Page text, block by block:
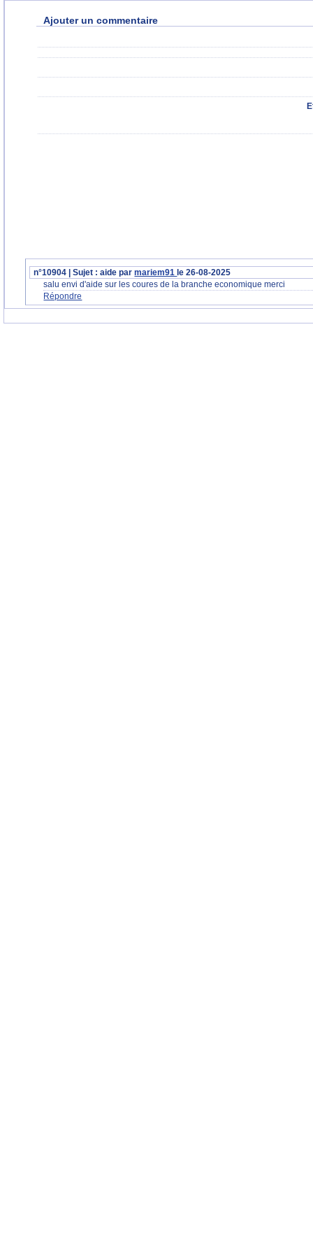
Ajouter un commentaire
n°10904 | Sujet : aide parmariem91 le 26-08-2025
salu envi d'aide sur les coures de la branche economique merci
Répondre